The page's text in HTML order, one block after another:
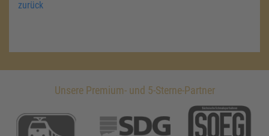
zurück
Unsere Premium- und 5-Sterne-Partner